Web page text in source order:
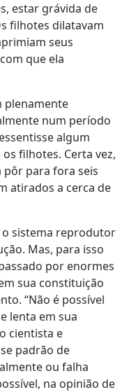
estar grávida de
filhotes dilatavam
seus
que ela
plenamente
num período
algum
filhotes. Certa vez,
pôr para fora seis
atirados a cerca de
o sistema reprodutor
Mas, para isso
por enormes
sua constituição
“Não é possível
lenta em sua
cientista e
padrão de
ou falha
na opinião de